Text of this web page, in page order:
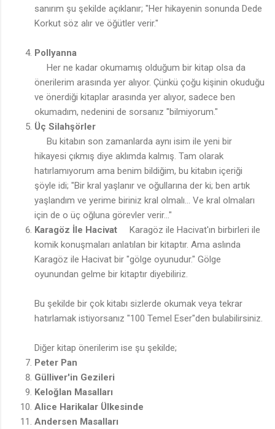
sanırım şu şekilde açıklanır; "Her hikayenin sonunda Dede
Korkut söz alır ve öğütler verir."
Pollyanna
Her ne kadar okumamış olduğum bir kitap olsa da
önerilerim arasında yer alıyor. Çünkü çoğu kişinin okuduğu
ve önerdiği kitaplar arasında yer alıyor, sadece ben
okumadım, nedenini de sorsanız "bilmiyorum."
Üç Silahşörler
Bu kitabın son zamanlarda aynı isim ile yeni bir
hikayesi çıkmış diye aklımda kalmış. Tam olarak
hatırlamıyorum ama benim bildiğim, bu kitabın içeriği
şöyle idi; "Bir kral yaşlanır ve oğullarına der ki; ben artık
yaşlandım ve yerime biriniz kral olmalı... Ve kral olmaları
için de o üç oğluna görevler verir..."
Karagöz İle Hacivat Karagöz ile Hacivat'ın birbirleri ile
komik konuşmaları anlatılan bir kitaptır. Ama aslında
Karagöz ile Hacivat bir "gölge oyunudur." Gölge
oyunundan gelme bir kitaptır diyebiliriz.
Bu şekilde bir çok kitabı sizlerde okumak veya tekrar
hatırlamak istiyorsanız "100 Temel Eser"den bulabilirsiniz.
Diğer kitap önerilerim ise şu şekilde;
Peter Pan
Gülliver'in Gezileri
Keloğlan Masalları
Alice Harikalar Ülkesinde
Andersen Masalları